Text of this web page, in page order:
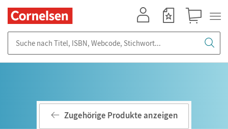
Zugehörige Produkte anzeigen